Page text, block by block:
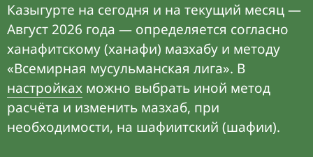
Казыгурте на сегодня и на текущий месяц —
Август 2026 года — определяется согласно
ханафитскому (ханафи) мазхабу и методу
«Всемирная мусульманская лига». В
настройках можно выбрать иной метод
расчёта и изменить мазхаб, при
необходимости, на шафиитский (шафии).